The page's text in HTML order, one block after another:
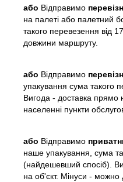
або Відправимо
на палеті або палетний
такого перевезення від
довжини маршруту.
або Відправимо
упакування сума такого
Вигода - доставка прямо
населенні пункти
або Відправимо
наше упакування, сума
(найдешевший спосіб).
на об'єкт. Мінуси - можно